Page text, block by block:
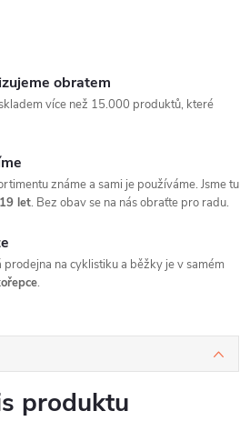
obratem
více než 15.000 produktů, které
známe a sami je používáme. Jsme tu
let. Bez obav se na nás obraťte pro radu.
prodejna na cyklistiku a běžky je v samém
.
produktu